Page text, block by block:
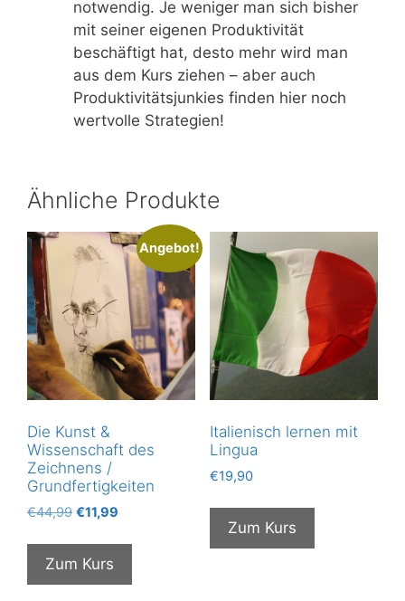
notwendig. Je weniger man sich bisher
mit seiner eigenen Produktivität
beschäftigt hat, desto mehr wird man
aus dem Kurs ziehen – aber auch
Produktivitätsjunkies finden hier noch
wertvolle Strategien!
Ähnliche Produkte
Angebot!
Die Kunst &
Wissenschaft des
Zeichnens /
Grundfertigkeiten
€44,99 Ursprünglicher
war:
€44,99
€11,99
ist:
Zum Kurs
Italienisch lernen mit
Lingua
€19,90
Zum Kurs